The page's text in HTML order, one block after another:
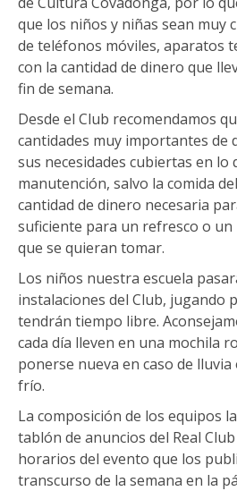
que los niños y niñas sean muy
de teléfonos móviles, aparatos
con la cantidad de dinero que
fin de semana.
Desde el Club recomendamos
cantidades muy importantes de
sus necesidades cubiertas en lo
manutención, salvo la comida
cantidad de dinero necesaria
suficiente para un refresco o
que se quieran tomar.
Los niños nuestra escuela
instalaciones del Club, jugando
tendrán tiempo libre.
cada día lleven en una mochila
ponerse nueva en caso de
frío.
La composición de los equipos
tablón de anuncios del Real
horarios del evento que los
transcurso de la semana en la